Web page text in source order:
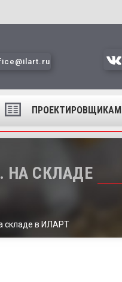
ПРОЕКТИРОВЩИКАМ
НА СКЛАДЕ
складе в ИЛАРТ